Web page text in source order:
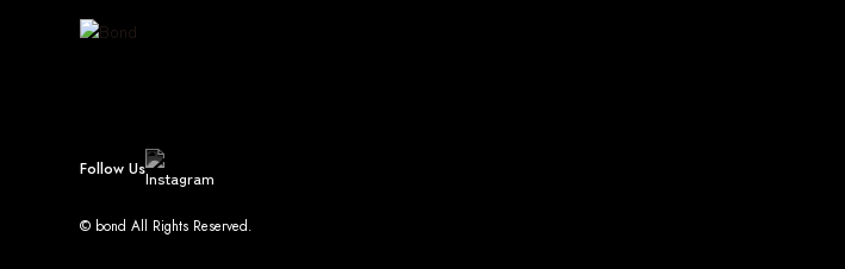
Follow Us
© bond All Rights Reserved.